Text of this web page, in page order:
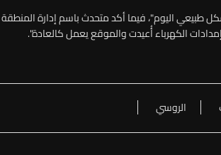
طبيعي اليوم"، فيما أكد متحدث باسم إدارة المنطقة
الروسي